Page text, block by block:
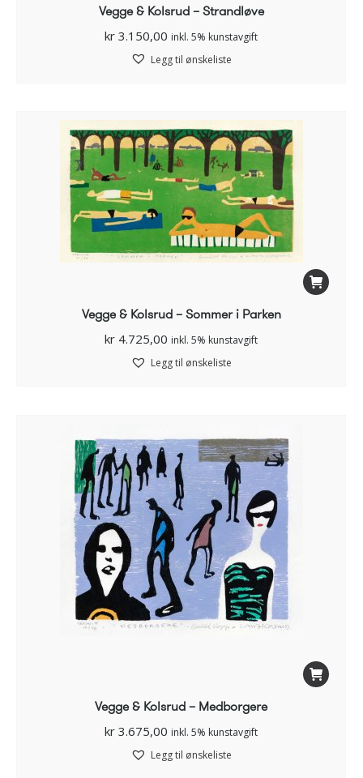
Vegge & Kolsrud – Strandløve
kr 3.150,00 inkl. 5% kunstavgift
Legg til ønskeliste
Vegge & Kolsrud – Sommer i Parken
kr 4.725,00 inkl. 5% kunstavgift
Legg til ønskeliste
Vegge & Kolsrud – Medborgere
kr 3.675,00 inkl. 5% kunstavgift
Legg til ønskeliste